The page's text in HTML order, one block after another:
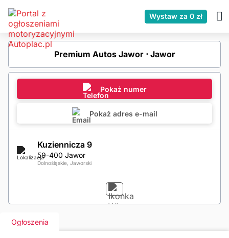
Wystaw za 0 zł
Premium Autos Jawor ⋅ Jawor
Pokaż numer
Pokaż adres e-mail
Kuziennicza 9
59-400 Jawor
Dolnośląskie, Jaworski
Ogłoszenia